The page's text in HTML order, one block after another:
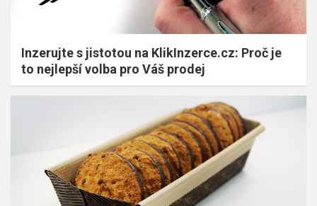
Inzerujte s jistotou na KlikInzerce.cz: Proč je
to nejlepší volba pro Váš prodej